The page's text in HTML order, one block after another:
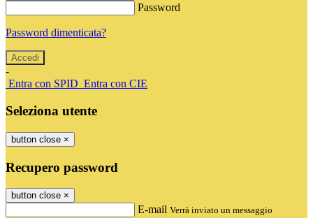
Password
Password dimenticata?
-
Entra con SPID Entra con CIE
Seleziona utente
button close ×
Recupero password
button close ×
E-mail Verrà inviato un messaggio